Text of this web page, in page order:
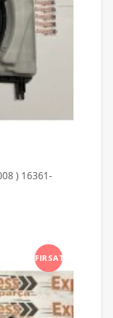
) 16361-
FIRSAT